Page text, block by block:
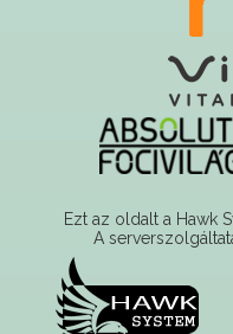
Ezt az oldalt a Hawk